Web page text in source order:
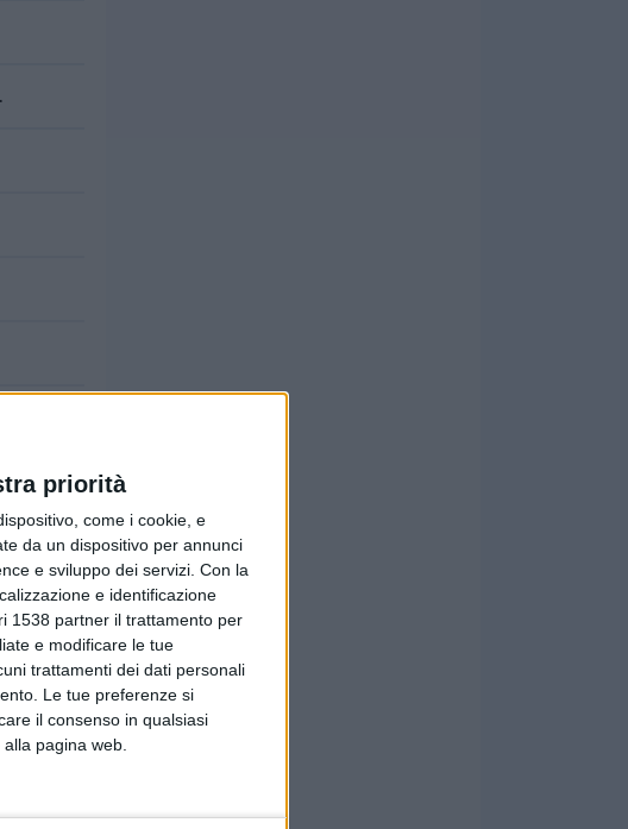
priorità
come i cookie, e
da un dispositivo per annunci
e sviluppo dei servizi. Con la
e identificazione
1538 partner il trattamento per
e modificare le tue
trattamenti dei dati personali
Le tue preferenze si
il consenso in qualsiasi
pagina web.
(1)